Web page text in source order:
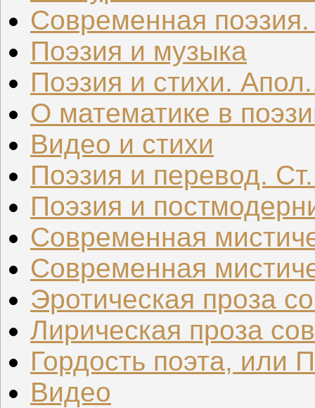
Современная
Поэзия и музыка
Поэзия и стихи.
О математике в
Видео и стихи
Поэзия и перевод.
Поэзия и
Современная
Современная
Эротическая проза
Лирическая проза
Гордость поэта, или
Видео